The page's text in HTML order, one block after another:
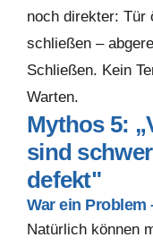
noch direkter: Tür
schließen –
Schließen. Kein
Warten.
Mythos 5:
sind
defekt"
War ein Problem
Natürlich können